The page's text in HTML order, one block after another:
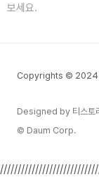
보세요.
Copyrights © 2024
Designed by 티스토
© Daum Corp.